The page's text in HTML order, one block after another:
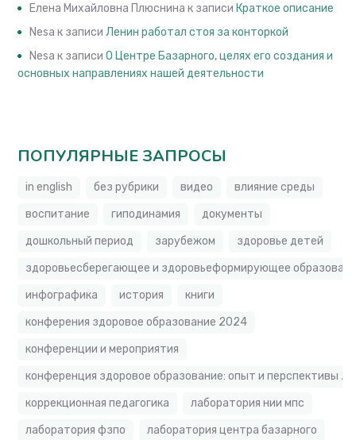
Елена Михайловна Плюснина к записи Краткое описание
Nesa к записиЛенин работал стоя за конторкой
Nesa к записиО Центре Базарного, целях его создания и
основных направлениях нашей деятельности
ПОПУЛЯРНЫЕ ЗАПРОСЫ
in english без рубрики видео
влияние среды
воспитание
гиподинамия
документы
дошкольный период
зарубежом
здоровье детей
здоровьесберегающее и здоровьеформирующее
инфографика
история
книги
конферения здоровое образование 2024
конференции и мероприятия
конференция здоровое образование: опыт и перспективы
коррекционная педагогика
лаборатория нии мпс
лаборатория фзпо
лаборатория центра базарного